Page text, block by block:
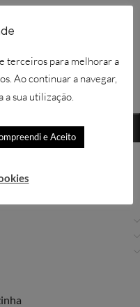
terceiros para melhorar a
Ao continuar a navegar,
sua utilização.
e Aceito